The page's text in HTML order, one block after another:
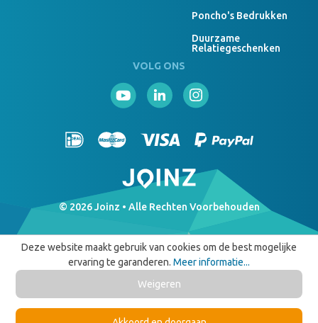
Poncho's Bedrukken
Duurzame
Relatiegeschenken
VOLG ONS
© 2026 Joinz • Alle Rechten Voorbehouden
Deze website maakt gebruik van cookies om de best mogelijke
ervaring te garanderen. Meer informatie...
Weigeren